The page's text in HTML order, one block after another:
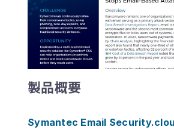
製品概要
Symantec Email